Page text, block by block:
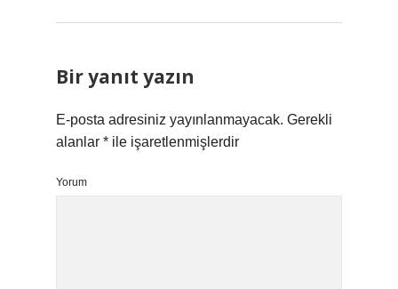
Bir yanıt yazın
E-posta adresiniz yayınlanmayacak. Gerekli
alanlar * ile işaretlenmişlerdir
Yorum